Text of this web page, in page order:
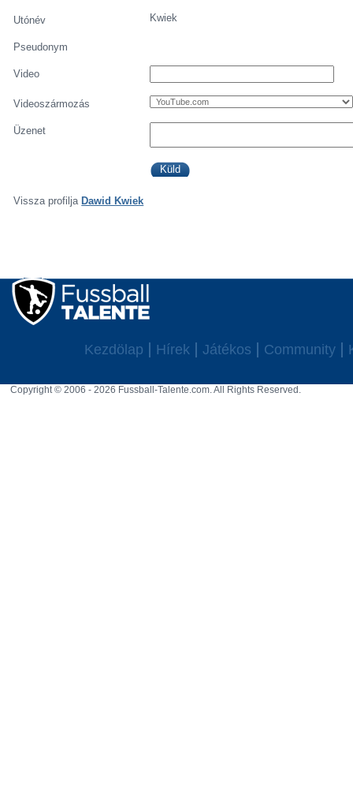
Utónév Kwiek
Pseudonym
Video
Videoszármozás
Üzenet
Vissza profilja Dawid Kwiek
Kezdölap Hírek Játékos Community
Copyright © 2006 - 2026 Fussball-Talente.com. All Rights Reserved.